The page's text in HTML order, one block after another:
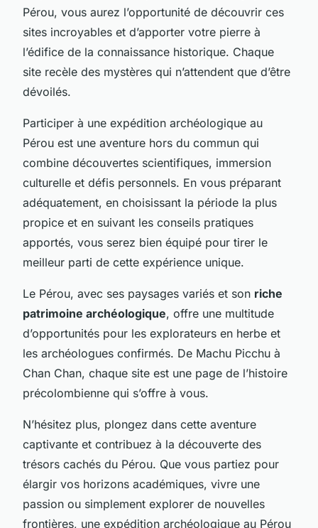
Pérou, vous aurez l’opportunité de découvrir ces
sites incroyables et d’apporter votre pierre à
l’édifice de la connaissance historique. Chaque
site recèle des mystères qui n’attendent que d’être
dévoilés.
Participer à une expédition archéologique au
Pérou est une aventure hors du commun qui
combine découvertes scientifiques, immersion
culturelle et défis personnels. En vous préparant
adéquatement, en choisissant la période la plus
propice et en suivant les conseils pratiques
apportés, vous serez bien équipé pour tirer le
meilleur parti de cette expérience unique.
Le Pérou, avec ses paysages variés et son riche
patrimoine archéologique, offre une multitude
d’opportunités pour les explorateurs en herbe et
les archéologues confirmés. De Machu Picchu à
Chan Chan, chaque site est une page de l’histoire
précolombienne qui s’offre à vous.
N’hésitez plus, plongez dans cette aventure
captivante et contribuez à la découverte des
trésors cachés du Pérou. Que vous partiez pour
élargir vos horizons académiques, vivre une
passion ou simplement explorer de nouvelles
frontières, une expédition archéologique au Pérou